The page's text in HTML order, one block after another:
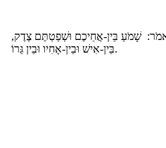
שָׁמֹעַ בֵּין-אֲחֵיכֶם וּשְׁפַטְתֶּם צֶדֶק,
בֵּין-אִישׁ וּבֵין-אָחִיו וּבֵין גֵּרוֹ.